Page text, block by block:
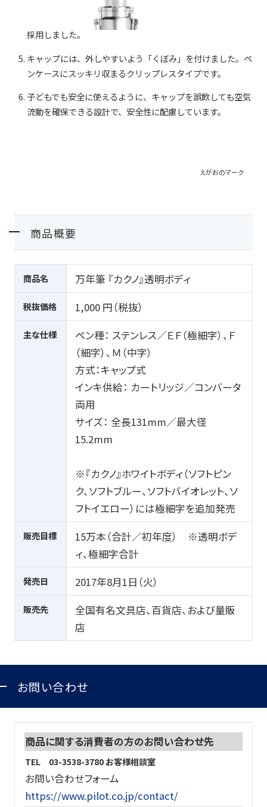
採用しました。
キャップには、外しやすいよう「くぼみ」を付けました。ペ
ンケースにスッキリ収まるクリップレスタイプです。
子どもでも安全に使えるように、キャップを誤飲しても空気
流動を確保できる設計で、安全性に配慮しています。
えがおのマーク
商品概要
商品名 万年筆 『カクノ』透明ボディ
税抜価格 1,000 円（税抜）
主な仕様
ペン種： ステンレス／ＥＦ（極細字）、Ｆ
（細字）、Ｍ（中字）
方式：キャップ式
インキ供給： カートリッジ／コンバータ
両用
サイズ： 全長131mm／最大径
15.2mm
※『カクノ』ホワイトボディ（ソフトピン
ク、ソフトブルー、ソフトバイオレット、ソ
フトイエロー）には極細字を追加発売
販売目標
15万本（合計／初年度） ※透明ボデ
ィ、極細字合計
発売日 2017年8月1日（火）
販売先
全国有名文具店、百貨店、および量販
店
お問い合わせ
商品に関する消費者の方のお問い合わせ先
TEL 03-3538-3780 お客様相談室
お問い合わせフォーム
https://www.pilot.co.jp/contact/